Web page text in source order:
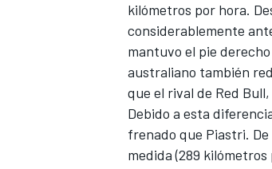
kilómetros por hora.
considerablemente
mantuvo el pie
australiano también
que el rival de Red
Debido a esta
frenado que Piastri.
medida (289